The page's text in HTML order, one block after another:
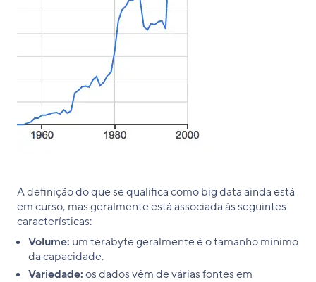
A definição do que se qualifica como big data ainda está
em curso, mas geralmente está associada às seguintes
características:
Volume: um terabyte geralmente é o tamanho mínimo
da capacidade.
Variedade:os dados vêm de várias fontes em